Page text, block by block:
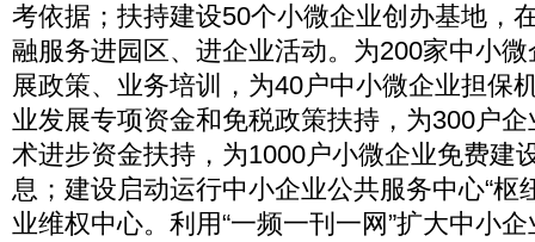
考依据；扶持建设50个小微企业创办基地，
融服务进园区、进企业活动。为200家中小
展政策、业务培训，为40户中小微企业担保
业发展专项资金和免税政策扶持，为300户
术进步资金扶持，为1000户小微企业免费建
息；建设启动运行中小企业公共服务中心“枢
业维权中心。利用“一频一刊一网”扩大中小